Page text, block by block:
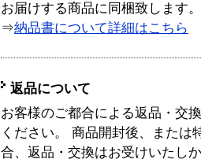
お届けする商品に同梱致します。
⇒納品書について詳細はこちら
返品について
お客様のご都合による返品・交
ください。 商品開封後、または
合、返品・交換はお受けいたし